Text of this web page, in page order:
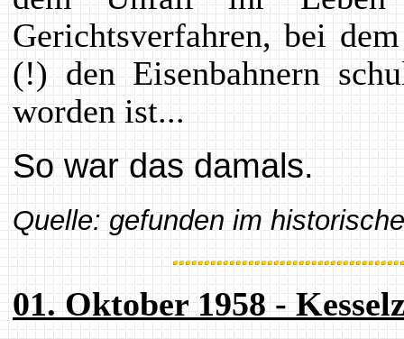
Gerichtsverfahren, bei
(!) den Eisenbahnern
worden ist...
So war das damals.
Quelle: gefunden im
01. Oktober 1958 -